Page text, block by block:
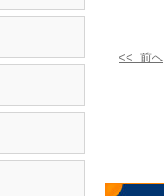
<< 前へ